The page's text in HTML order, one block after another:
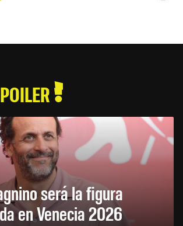
será la figura
en Venecia 2026